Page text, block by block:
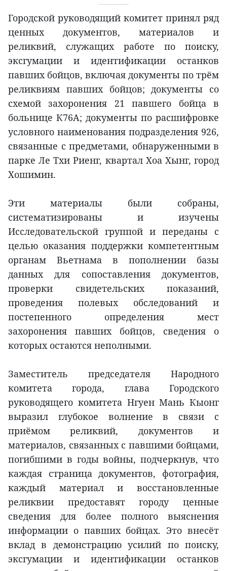
Городской руководящий комитет принял ряд
ценных документов, материалов и
реликвий, служащих работе по поиску,
эксгумации и идентификации останков
павших бойцов, включая документы по трём
реликвиям павших бойцов; документы со
схемой захоронения 21 павшего бойца в
больнице К76А; документы по расшифровке
условного наименования подразделения 926,
связанные с предметами, обнаруженными в
парке Ле Тхи Риенг, квартал Хоа Хынг, город
Хошимин.
Эти материалы были собраны,
систематизированы и изучены
Исследовательской группой и переданы с
целью оказания поддержки компетентным
органам Вьетнама в пополнении базы
данных для сопоставления документов,
проверки свидетельских показаний,
проведения полевых обследований и
постепенного определения мест
захоронения павших бойцов, сведения о
которых остаются неполными.
Заместитель председателя Народного
комитета города, глава Городского
руководящего комитета Нгуен Мань Кыонг
выразил глубокое волнение в связи с
приёмом реликвий, документов и
материалов, связанных с павшими бойцами,
погибшими в годы войны, подчеркнув, что
каждая страница документов, фотография,
каждый материал и восстановленные
реликвии предоставят городу ценные
сведения для более полного выяснения
информации о павших бойцах. Это внесёт
вклад в демонстрацию усилий по поиску,
эксгумации и идентификации останков